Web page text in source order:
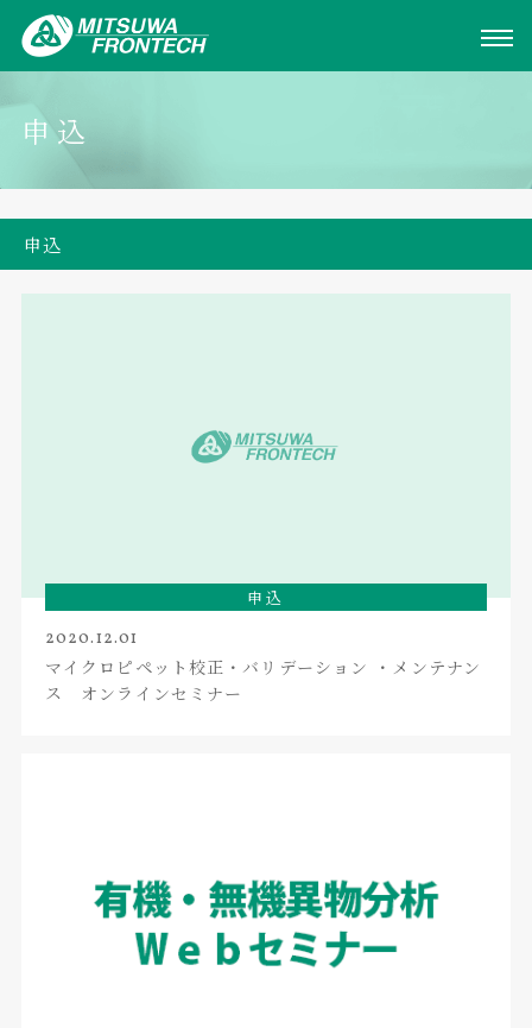
申込
申込
申込
2020.12.01
マイクロピペット校正・バリデーション ・メンテナン
ス オンラインセミナー